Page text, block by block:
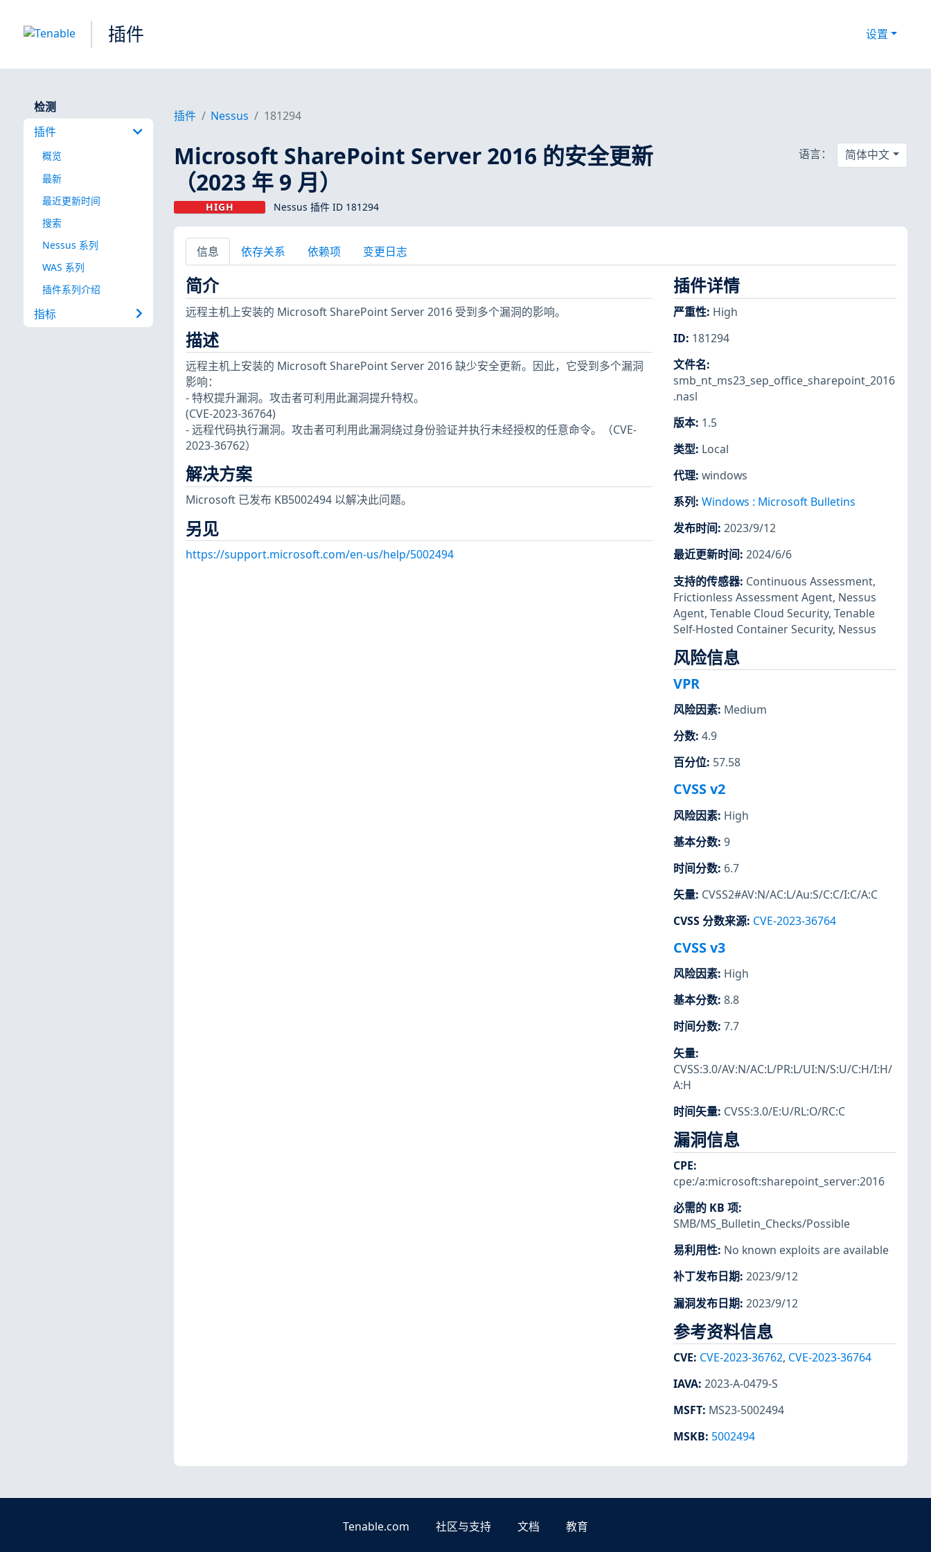
插件 设置
检测
插件
概览
最新
最近更新时间
搜索
Nessus 系列
WAS 系列
插件系列介绍
指标
插件 Nessus 181294
Microsoft SharePoint Server 2016 的安全更新
（2023 年 9 月）
HIGH Nessus 插件 ID 181294
语言： 简体中文
信息 依存关系 依赖项 变更日志
简介
远程主机上安装的 Microsoft SharePoint Server 2016 受到多个漏洞的影响。
描述
远程主机上安装的 Microsoft SharePoint Server 2016 缺少安全更新。因此，它受到多个漏洞
影响：
- 特权提升漏洞。攻击者可利用此漏洞提升特权。
(CVE-2023-36764)
- 远程代码执行漏洞。攻击者可利用此漏洞绕过身份验证并执行未经授权的任意命令。（CVE-
2023-36762）
解决方案
Microsoft 已发布 KB5002494 以解决此问题。
另见
https://support.microsoft.com/en-us/help/5002494
插件详情
严重性: High
ID: 181294
文件名:
smb_nt_ms23_sep_office_sharepoint_2016
.nasl
版本: 1.5
类型: Local
代理: windows
系列 : Windows : Microsoft Bulletins
发布时间: 2023/9/12
最近更新时间: 2024/6/6
支持的传感器: Continuous Assessment,
Frictionless Assessment Agent, Nessus
Agent, Tenable Cloud Security, Tenable
Self-Hosted Container Security, Nessus
风险信息
VPR
风险因素: Medium
分数: 4.9
百分位: 57.58
CVSS v2
风险因素: High
基本分数: 9
时间分数: 6.7
矢量: CVSS2#AV:N/AC:L/Au:S/C:C/I:C/A:C
CVSS 分数来源: CVE-2023-36764
CVSS v3
风险因素: High
基本分数: 8.8
时间分数: 7.7
矢量:
CVSS:3.0/AV:N/AC:L/PR:L/UI:N/S:U/C:H/I:H/
A:H
时间矢量: CVSS:3.0/E:U/RL:O/RC:C
漏洞信息
CPE:
cpe:/a:microsoft:sharepoint_server:2016
必需的 KB 项:
SMB/MS_Bulletin_Checks/Possible
易利用性: No known exploits are available
补丁发布日期: 2023/9/12
漏洞发布日期: 2023/9/12
参考资料信息
CVE: CVE-2023-36762, CVE-2023-36764
IAVA: 2023-A-0479-S
MSFT: MS23-5002494
MSKB: 5002494
Tenable.com 社区与支持 文档 教育